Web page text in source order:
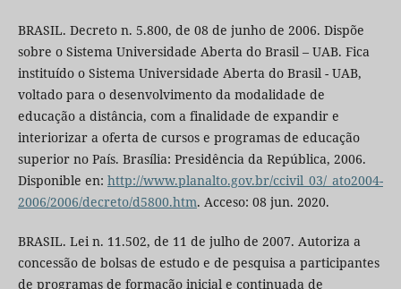
BRASIL. Decreto n. 5.800, de 08 de junho de 2006. Dispõe
sobre o Sistema Universidade Aberta do Brasil – UAB. Fica
instituído o Sistema Universidade Aberta do Brasil - UAB,
voltado para o desenvolvimento da modalidade de
educação a distância, com a finalidade de expandir e
interiorizar a oferta de cursos e programas de educação
superior no País. Brasília: Presidência da República, 2006.
Disponible en: http://www.planalto.gov.br/ccivil_03/_ato2004-
2006/2006/decreto/d5800.htm. Acceso: 08 jun. 2020.
BRASIL. Lei n. 11.502, de 11 de julho de 2007. Autoriza a
concessão de bolsas de estudo e de pesquisa a participantes
de programas de formação inicial e continuada de